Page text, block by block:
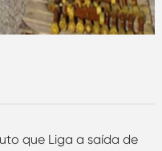
que Liga a saída de